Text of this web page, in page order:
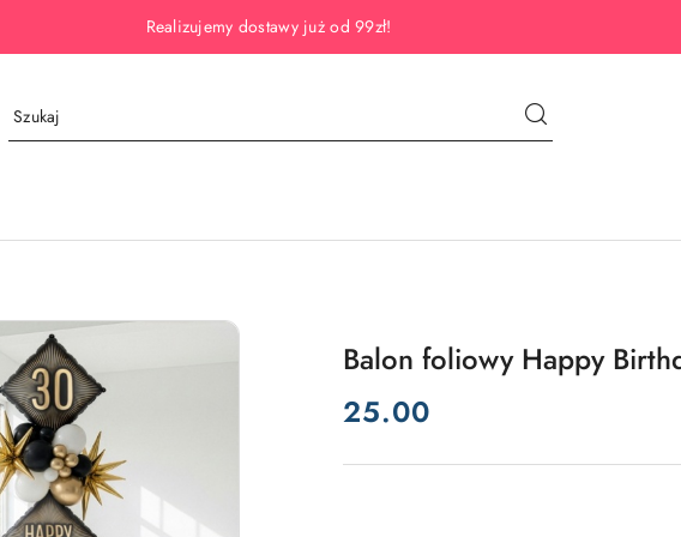
Realizujemy dostawy już od 99zł!
Balon foliowy Happy
cena:
25.00